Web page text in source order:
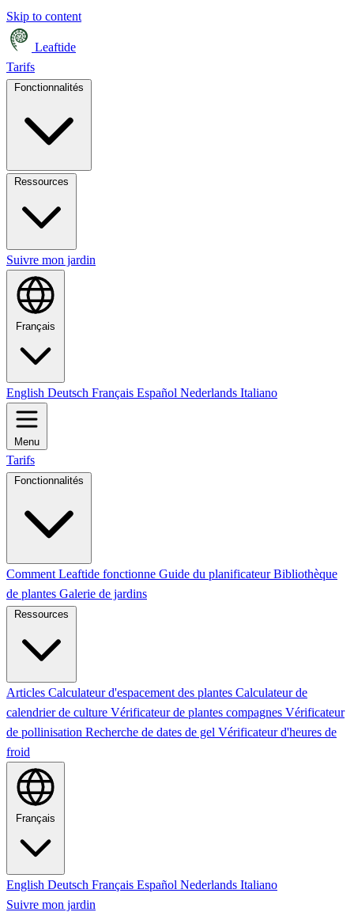
Skip to content
Leaftide
Tarifs
Suivre mon jardin
Français
English Deutsch Français Español Nederlands Italiano
Menu
Tarifs
Fonctionnalités
Comment Leaftide fonctionne Guide du planificateurBibliothèque
de plantes Galerie de jardins
Ressources
Articles Calculateur d'espacement des plantes Calculateur de
calendrier de culture Vérificateur de plantes compagnes Vérificateur
de pollinisation Recherche de dates de gel Vérificateur d'heures de
froid
Français
English Deutsch Français Español Nederlands Italiano
Suivre mon jardin